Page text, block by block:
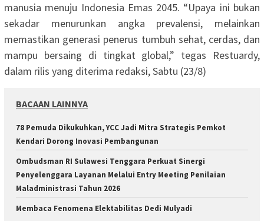
manusia menuju Indonesia Emas 2045. “Upaya ini bukan
sekadar menurunkan angka prevalensi, melainkan
memastikan generasi penerus tumbuh sehat, cerdas, dan
mampu bersaing di tingkat global,” tegas Restuardy,
dalam rilis yang diterima redaksi, Sabtu (23/8)
BACAAN LAINNYA
78 Pemuda Dikukuhkan, YCC Jadi Mitra Strategis Pemkot
Kendari Dorong Inovasi Pembangunan
Ombudsman RI Sulawesi Tenggara Perkuat Sinergi
Penyelenggara Layanan Melalui Entry Meeting Penilaian
Maladministrasi Tahun 2026
Membaca Fenomena Elektabilitas Dedi Mulyadi